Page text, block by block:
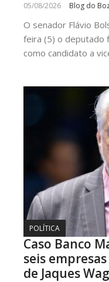
05/08/2026 Blog do
O senador Flávio
feira (5) o deputado
como candidato a
POLÍTICA
Caso Banco
seis
de Jaques